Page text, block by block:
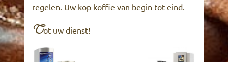
regelen. Uw kop koffie van begin tot eind.
Tot uw dienst!